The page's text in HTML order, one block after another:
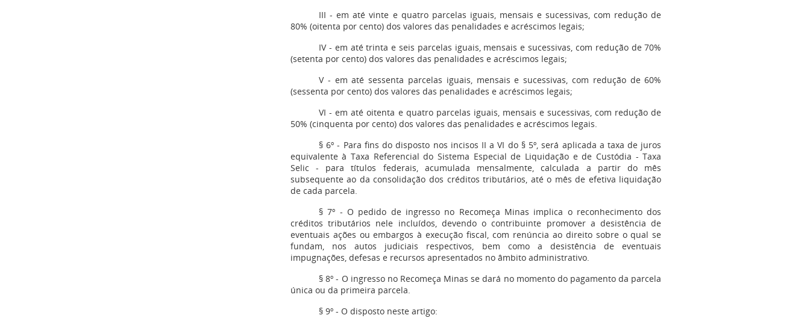
III - em até vinte e quatro parcelas iguais, mensais e sucessivas, com redução de
80% (oitenta por cento) dos valores das penalidades e acréscimos legais;
IV - em até trinta e seis parcelas iguais, mensais e sucessivas, com redução de 70%
(setenta por cento) dos valores das penalidades e acréscimos legais;
V - em até sessenta parcelas iguais, mensais e sucessivas, com redução de 60%
(sessenta por cento) dos valores das penalidades e acréscimos legais;
VI - em até oitenta e quatro parcelas iguais, mensais e sucessivas, com redução de
50% (cinquenta por cento) dos valores das penalidades e acréscimos legais.
§ 6º - Para fins do disposto nos incisos II a VI do § 5º, será aplicada a taxa de juros
equivalente à Taxa Referencial do Sistema Especial de Liquidação e de Custódia - Taxa
Selic - para títulos federais, acumulada mensalmente, calculada a partir do mês
subsequente ao da consolidação dos créditos tributários, até o mês de efetiva liquidação
de cada parcela.
§ 7º - O pedido de ingresso no Recomeça Minas implica o reconhecimento dos
créditos tributários nele incluídos, devendo o contribuinte promover a desistência de
eventuais ações ou embargos à execução fiscal, com renúncia ao direito sobre o qual se
fundam, nos autos judiciais respectivos, bem como a desistência de eventuais
impugnações, defesas e recursos apresentados no âmbito administrativo.
§ 8º - O ingresso no Recomeça Minas se dará no momento do pagamento da parcela
única ou da primeira parcela.
§ 9º - O disposto neste artigo: